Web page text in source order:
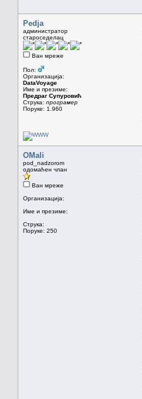
Pedja
администратор
староседелац
Ван мреже
Пол:
Организација:
DataVoyage
Име и презиме:
Предраг Супуровић
Струка: програмер
Поруке: 1.960
OMali
pod_nadzorom
одомаћен члан
Ван мреже
Организација:
Име и презиме:
Струка:
Поруке: 250